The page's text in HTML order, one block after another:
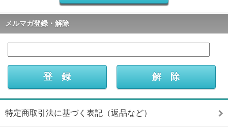
メルマガ登録・解除
特定商取引法に基づく表記（返品など）